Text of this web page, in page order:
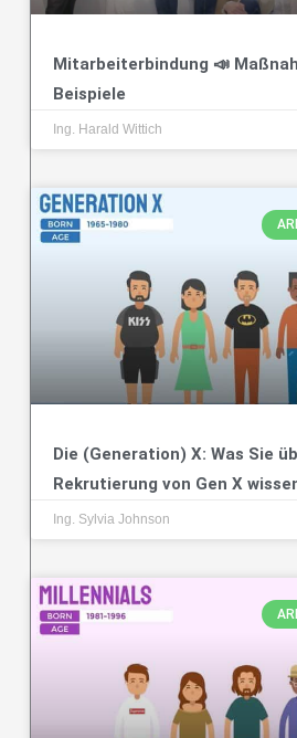
Mitarbeiterbindung 📣
Beispiele
Ing. Harald Wittich
Die (Generation) X: Was Sie
Rekrutierung von Gen X
Ing. Sylvia Johnson